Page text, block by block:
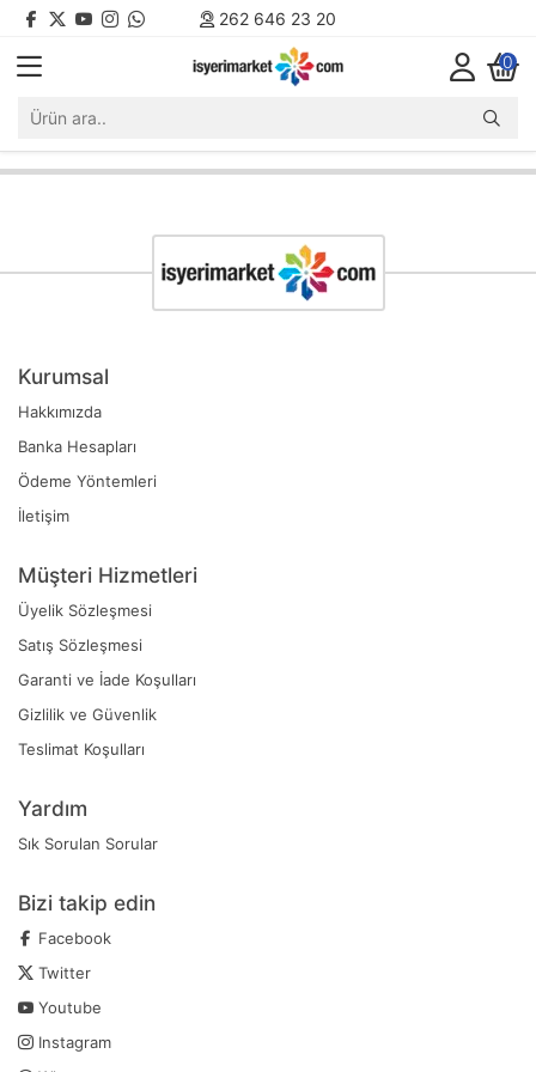
262 646 23 20
0
Kurumsal
Hakkımızda
Banka Hesapları
Ödeme Yöntemleri
İletişim
Müşteri Hizmetleri
Üyelik Sözleşmesi
Satış Sözleşmesi
Garanti ve İade Koşulları
Gizlilik ve Güvenlik
Teslimat Koşulları
Yardım
Sık Sorulan Sorular
Bizi takip edin
Facebook
Twitter
Youtube
Instagram